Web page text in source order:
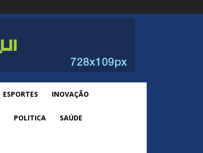
ESPORTES INOVAÇÃO
POLITICA SAÚDE